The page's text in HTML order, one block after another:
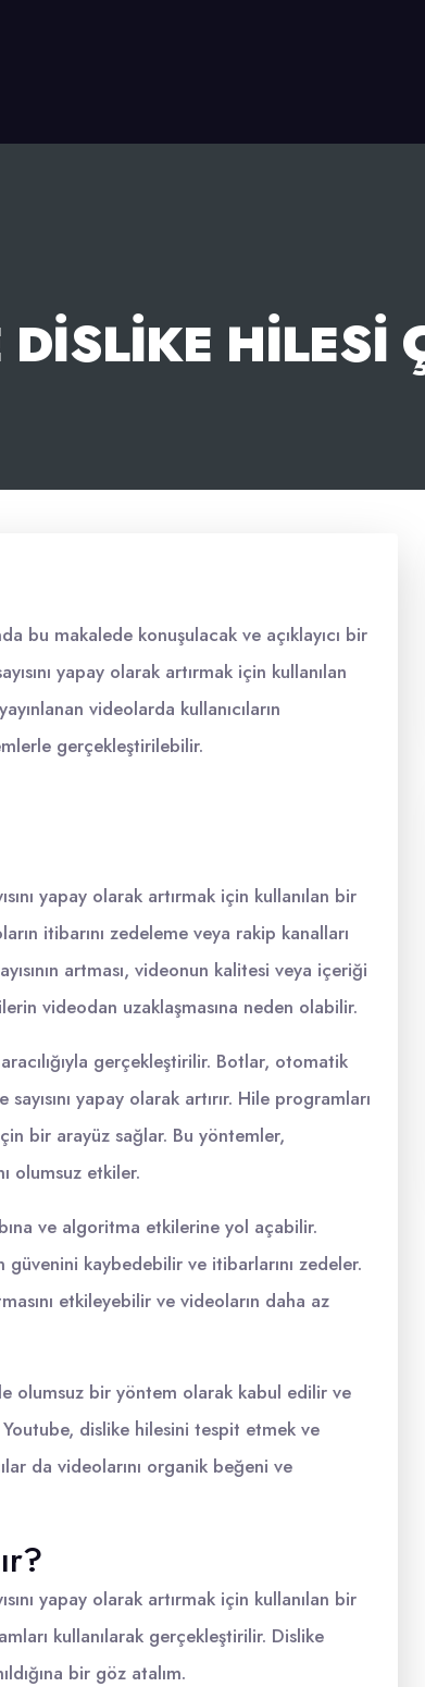
DISLIKE HILESI
bu makalede konuşulacak ve açıklayıcı bir
yapay olarak artırmak için kullanılan
videolarda kullanıcıların
gerçekleştirilebilir.
yapay olarak artırmak için kullanılan bir
itibarını zedeleme veya rakip kanalları
artması, videonun kalitesi veya içeriği
videodan uzaklaşmasına neden olabilir.
gerçekleştirilir. Botlar, otomatik
yapay olarak artırır. Hile programları
bir arayüz sağlar. Bu yöntemler,
olumsuz etkiler.
ve algoritma etkilerine yol açabilir.
kaybedebilir ve itibarlarını zedeler.
etkileyebilir ve videoların daha az
olumsuz bir yöntem olarak kabul edilir ve
Youtube, dislike hilesini tespit etmek ve
da videolarını organik beğeni ve
yapay olarak artırmak için kullanılan bir
kullanılarak gerçekleştirilir. Dislike
bir göz atalım.